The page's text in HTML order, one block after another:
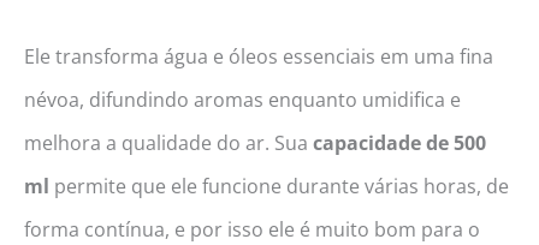
Ele transforma água e óleos essenciais em uma fina
névoa, difundindo aromas enquanto umidifica e
melhora a qualidade do ar. Sua capacidade de 500
ml permite que ele funcione durante várias horas, de
forma contínua, e por isso ele é muito bom para o